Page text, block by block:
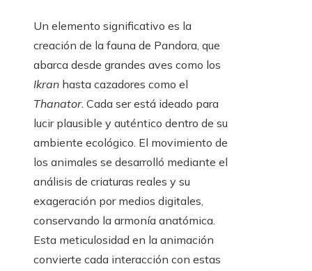
Un elemento significativo es la
creación de la fauna de Pandora, que
abarca desde grandes aves como los
Ikran hasta cazadores como el
Thanator. Cada ser está ideado para
lucir plausible y auténtico dentro de su
ambiente ecológico. El movimiento de
los animales se desarrolló mediante el
análisis de criaturas reales y su
exageración por medios digitales,
conservando la armonía anatómica.
Esta meticulosidad en la animación
convierte cada interacción con estas